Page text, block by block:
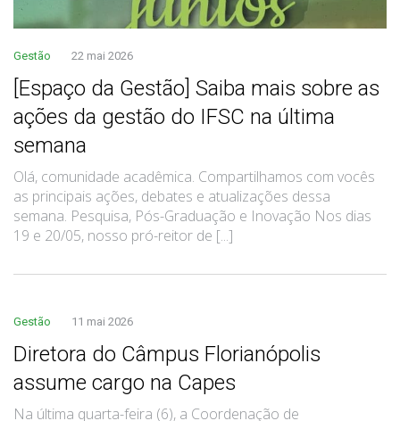
Gestão 22 mai 2026
[Espaço da Gestão] Saiba mais sobre as
ações da gestão do IFSC na última
semana
Olá, comunidade acadêmica. Compartilhamos com vocês
as principais ações, debates e atualizações dessa
semana. Pesquisa, Pós-Graduação e Inovação Nos dias
19 e 20/05, nosso pró-reitor de [...]
Gestão 11 mai 2026
Diretora do Câmpus Florianópolis
assume cargo na Capes
Na última quarta-feira (6), a Coordenação de